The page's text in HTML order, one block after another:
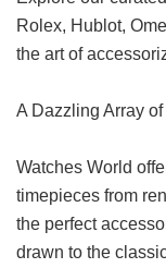
Rolex, Hublot,
the art of
A Dazzling Array
Watches World
timepieces from
the perfect
drawn to the